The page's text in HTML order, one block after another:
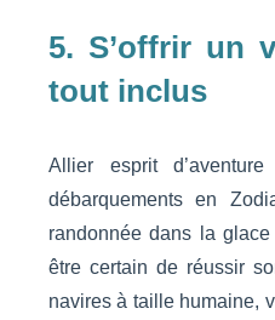
5. S’offrir un
tout inclus
Allier esprit
débarquements en
randonnée dans la
être certain de réussir
navires à taille humaine,